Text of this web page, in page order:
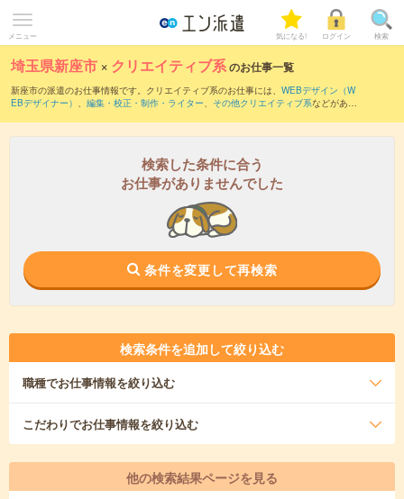
メニュー 気になる! ログイン 検索
埼玉県新座市 × クリエイティブ系のお仕事一覧
新座市の派遣のお仕事情報です。クリエイティブ系のお仕事には、 WEBデザイン（W
EBデザイナー） 、 編集・校正・制作・ライター、 その他クリエイティブ系などがあり
検索した条件に合う
お仕事がありませんでした
条件を変更して再検索
検索条件を追加して絞り込む
職種でお仕事情報を絞り込む
こだわりでお仕事情報を絞り込む
他の検索結果ページを見る